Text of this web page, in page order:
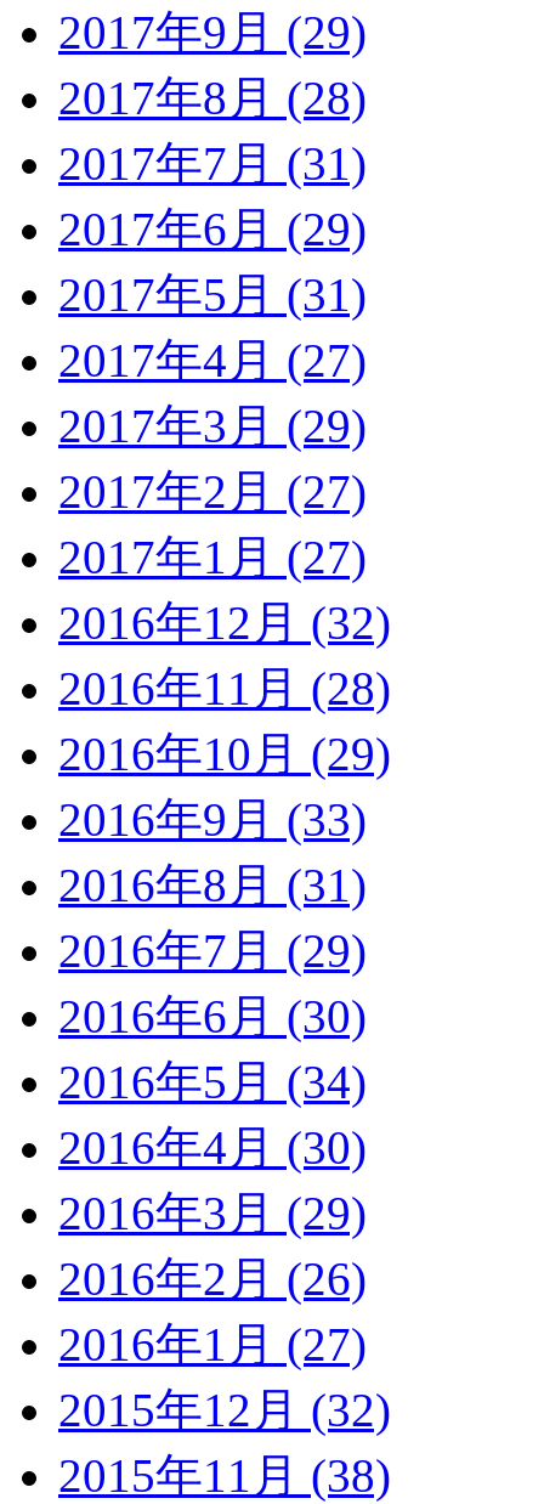
2017年9月 (29)
2017年8月 (28)
2017年7月 (31)
2017年6月 (29)
2017年5月 (31)
2017年4月 (27)
2017年3月 (29)
2017年2月 (27)
2017年1月 (27)
2016年12月 (32)
2016年11月 (28)
2016年10月 (29)
2016年9月 (33)
2016年8月 (31)
2016年7月 (29)
2016年6月 (30)
2016年5月 (34)
2016年4月 (30)
2016年3月 (29)
2016年2月 (26)
2016年1月 (27)
2015年12月 (32)
2015年11月 (38)